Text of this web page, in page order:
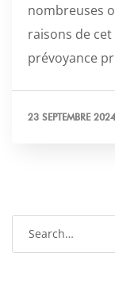
nombreuses
raisons de
prévoyance
23 SEPTEMBRE 2024